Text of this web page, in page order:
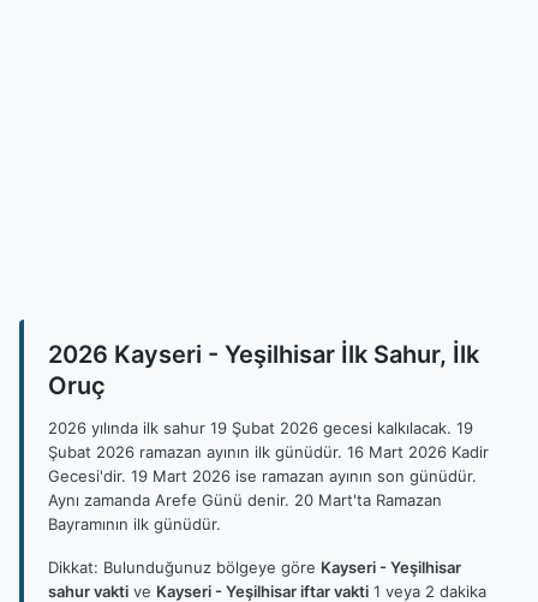
2026 Kayseri - Yeşilhisar İlk Sahur, İlk
Oruç
2026 yılında ilk sahur 19 Şubat 2026 gecesi kalkılacak. 19
Şubat 2026 ramazan ayının ilk günüdür. 16 Mart 2026 Kadir
Gecesi'dir. 19 Mart 2026 ise ramazan ayının son günüdür.
Aynı zamanda Arefe Günü denir. 20 Mart'ta Ramazan
Bayramının ilk günüdür.
Dikkat: Bulunduğunuz bölgeye göre Kayseri - Yeşilhisar
sahur vakti ve Kayseri - Yeşilhisar iftar vakti 1 veya 2 dakika